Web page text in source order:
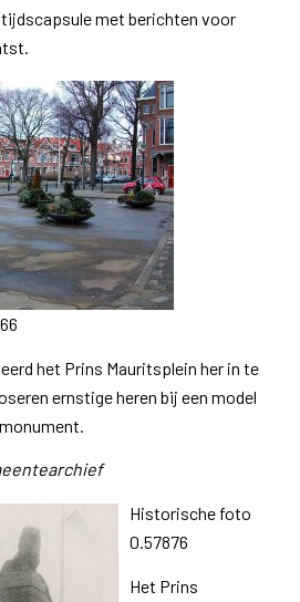
tijdscapsule met berichten voor
het Prins Mauritsplein her in te
ernstige heren bij een model
Historische foto
0.57876
Het Prins